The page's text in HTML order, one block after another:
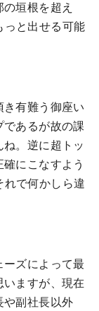
垣根を超え
っと出せる可能
き有難う御座い
であるが故の課
。逆に超トッ
にこなすよう
れで何かしら違
ーズによって最
ますが、現在
や副社長以外